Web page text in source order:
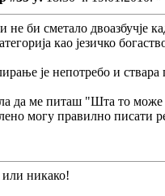
би сметало двоазбучје
као језичко
је непотребо и ствара
да ме питаш "Шта то може
могу правилно писати
или никако!